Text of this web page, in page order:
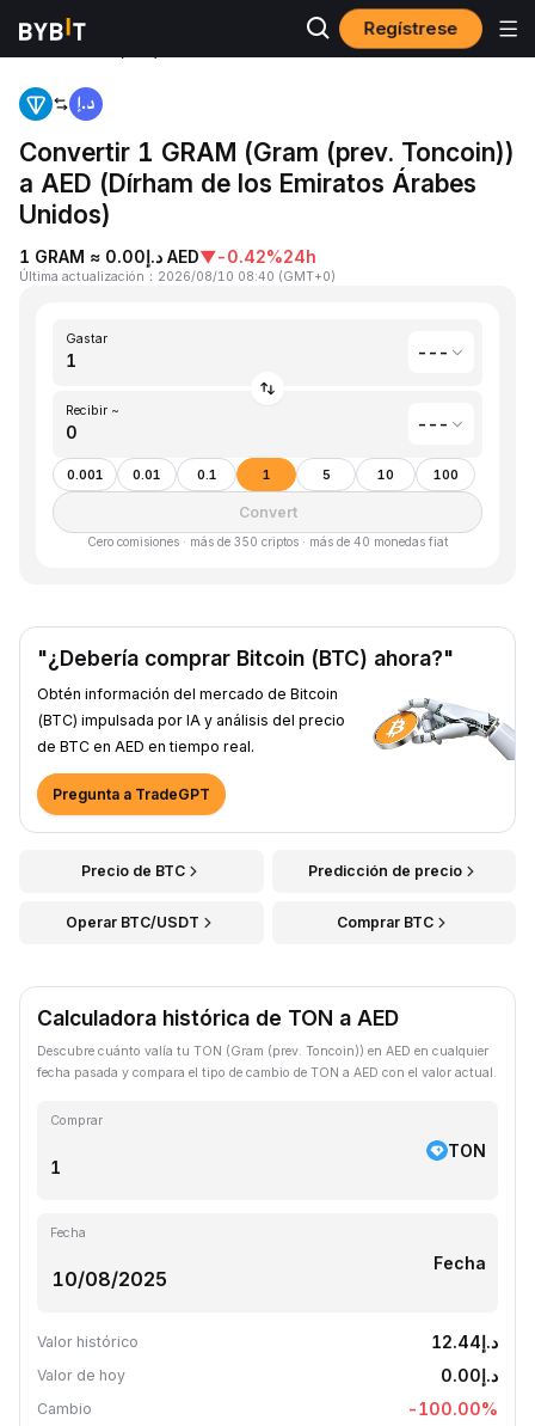
Regístrese
Inicio
Gram (prev. Toncoin)(GRAM) to Dírham de los Emiratos Árabes
Convertir 1 GRAM (Gram (prev. Toncoin))
a AED (Dírham de los Emiratos Árabes
Unidos)
1 GRAM ≈ د.إ0.00 AED▼-0.42%24h
Última actualización ： 2026/08/10 08:40 (GMT+0)
Gastar
---
Recibir ~
---
0.001 0.01 0.1 1 5 10 100
Convert
Cero comisiones · más de 350 criptos · más de 40 monedas fiat
"¿Debería comprar Bitcoin (BTC) ahora?"
Obtén información del mercado de Bitcoin
(BTC) impulsada por IA y análisis del precio
de BTC en AED en tiempo real.
Pregunta a TradeGPT
Precio de BTC Predicción de precio
Operar BTC/USDT Comprar BTC
Calculadora histórica de TON a AED
Descubre cuánto valía tu TON (Gram (prev. Toncoin)) en AED en cualquier
fecha pasada y compara el tipo de cambio de TON a AED con el valor actual.
Comprar
TON
Fecha
Fecha
Valor histórico د.إ12.44
Valor de hoy د.إ0.00
Cambio -100.00%